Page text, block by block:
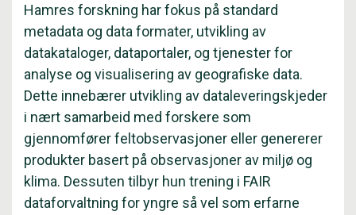
Hamres forskning har fokus på standard
metadata og data formater, utvikling av
datakataloger, dataportaler, og tjenester for
analyse og visualisering av geografiske data.
Dette innebærer utvikling av dataleveringskjeder
i nært samarbeid med forskere som
gjennomfører feltobservasjoner eller genererer
produkter basert på observasjoner av miljø og
klima. Dessuten tilbyr hun trening i FAIR
dataforvaltning for yngre så vel som erfarne